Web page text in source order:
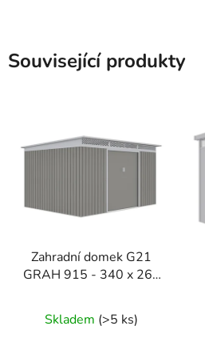
Související produkty
Zahradní domek G21
GRAH 915 - 340 x 269
Skladem (>5 ks)